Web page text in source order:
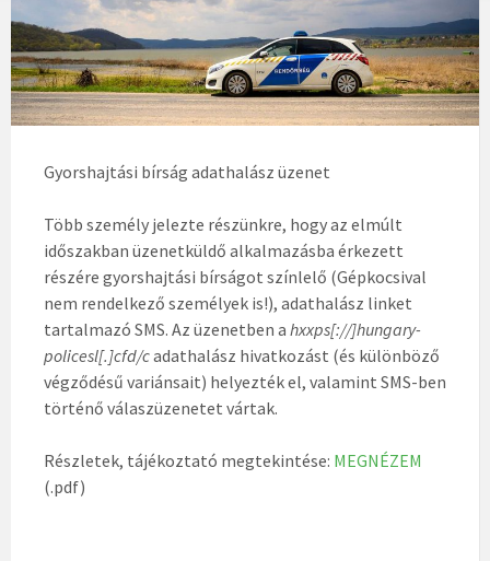
Gyorshajtási bírság adathalász üzenet
Több személy jelezte részünkre, hogy az elmúlt
időszakban üzenetküldő alkalmazásba érkezett
részére gyorshajtási bírságot színlelő (Gépkocsival
nem rendelkező személyek is!), adathalász linket
tartalmazó SMS. Az üzenetben a hxxps[://]hungary-
policesl[.]cfd/cadathalász hivatkozást (és különböző
végződésű variánsait) helyezték el, valamint SMS-ben
történő válaszüzenetet vártak.
Részletek, tájékoztató megtekintése: MEGNÉZEM
(.pdf)